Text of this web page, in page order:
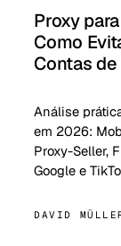
Proxy
Como
Contas
Análise
em 2026:
Proxy-Seller,
Google e
DAVID